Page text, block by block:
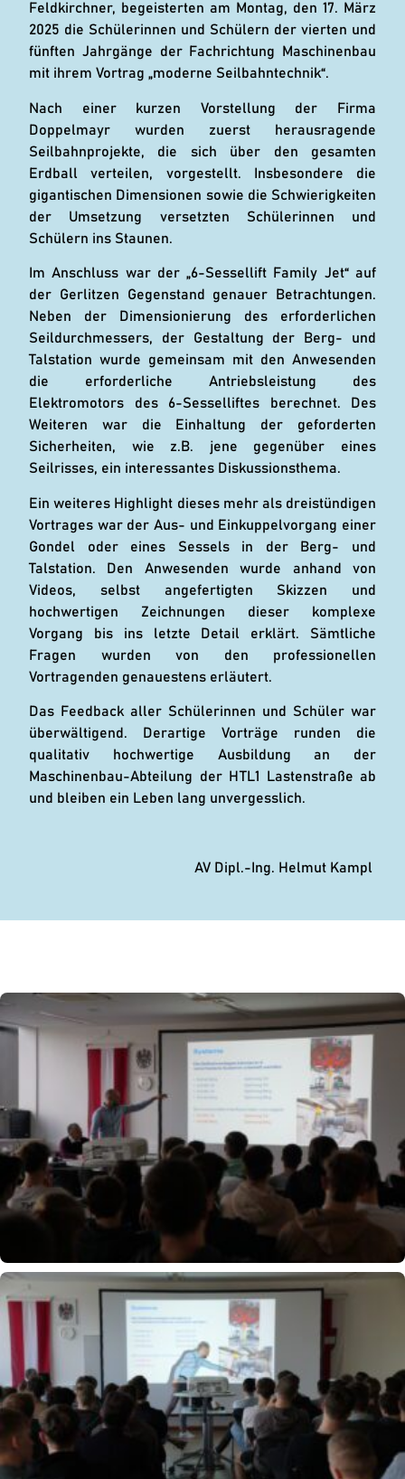
Feldkirchner, begeisterten am Montag, den 17. März
2025 die Schülerinnen und Schülern der vierten und
fünften Jahrgänge der Fachrichtung Maschinenbau
mit ihrem Vortrag „moderne Seilbahntechnik“.
Nach einer kurzen Vorstellung der Firma
Doppelmayr wurden zuerst herausragende
Seilbahnprojekte, die sich über den gesamten
Erdball verteilen, vorgestellt. Insbesondere die
gigantischen Dimensionen sowie die Schwierigkeiten
der Umsetzung versetzten Schülerinnen und
Schülern ins Staunen.
Im Anschluss war der „6-Sessellift Family Jet“ auf
der Gerlitzen Gegenstand genauer Betrachtungen.
Neben der Dimensionierung des erforderlichen
Seildurchmessers, der Gestaltung der Berg- und
Talstation wurde gemeinsam mit den Anwesenden
die erforderliche Antriebsleistung des
Elektromotors des 6-Sesselliftes berechnet. Des
Weiteren war die Einhaltung der geforderten
Sicherheiten, wie z.B. jene gegenüber eines
Seilrisses, ein interessantes Diskussionsthema.
Ein weiteres Highlight dieses mehr als dreistündigen
Vortrages war der Aus- und Einkuppelvorgang einer
Gondel oder eines Sessels in der Berg- und
Talstation. Den Anwesenden wurde anhand von
Videos, selbst angefertigten Skizzen und
hochwertigen Zeichnungen dieser komplexe
Vorgang bis ins letzte Detail erklärt. Sämtliche
Fragen wurden von den professionellen
Vortragenden genauestens erläutert.
Das Feedback aller Schülerinnen und Schüler war
überwältigend. Derartige Vorträge runden die
qualitativ hochwertige Ausbildung an der
Maschinenbau-Abteilung der HTL1 Lastenstraße ab
und bleiben ein Leben lang unvergesslich.
AV Dipl.-Ing. Helmut Kampl